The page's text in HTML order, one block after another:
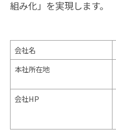
組み化」を実現します。
会社名
本社所在地
会社HP